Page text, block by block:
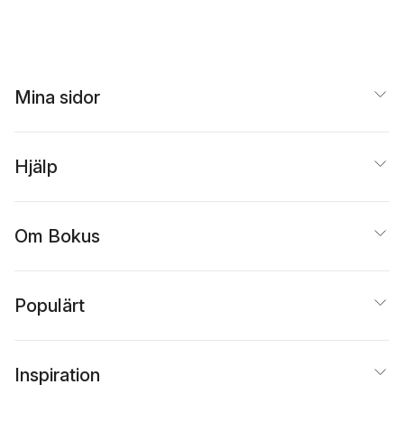
Mina sidor
Hjälp
Om Bokus
Populärt
Inspiration